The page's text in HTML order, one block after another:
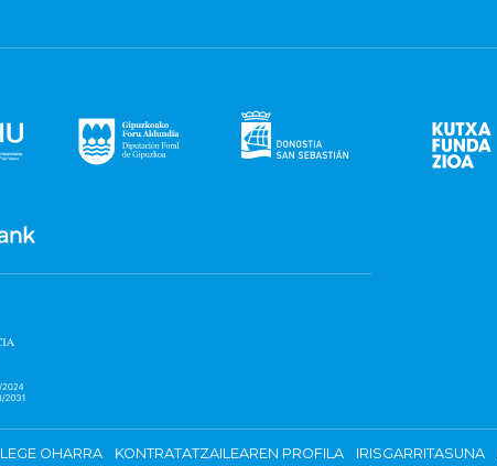
LEGE OHARRA KONTRATATZAILEAREN PROFILA IRISGARRITASUNA